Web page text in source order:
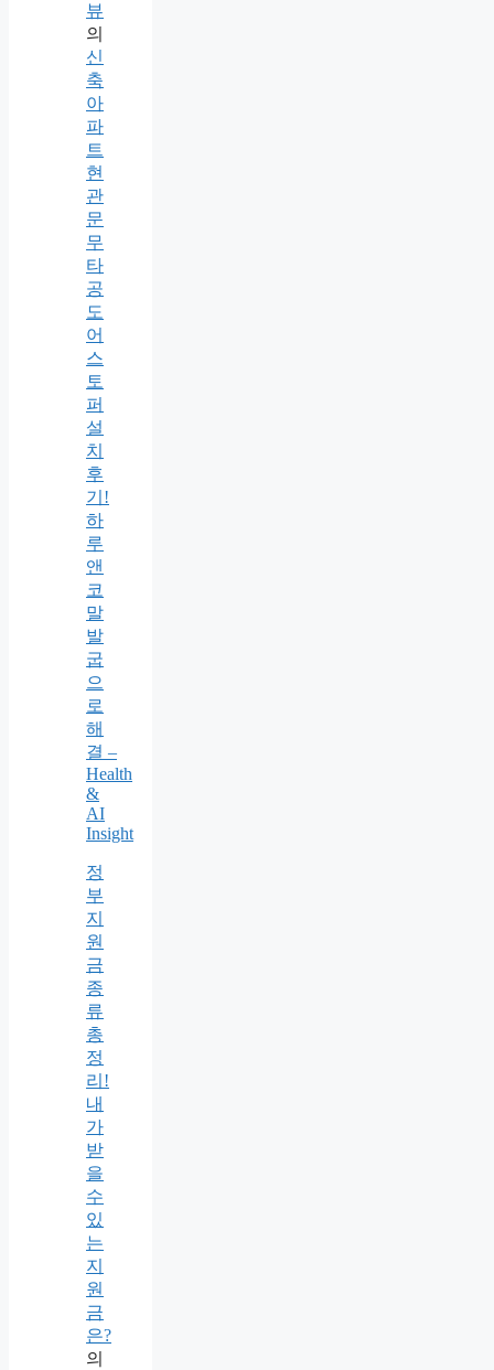
뷰
의
신
축
아
파
트
현
관
문
무
타
공
도
어
스
토
퍼
설
치
후
기!
하
루
앤
코
말
발
굽
으
로
해
결 –
Health
&
AI
Insight
정
부
지
원
금
종
류
총
정
리!
내
가
받
을
수
있
는
지
원
금
은?
의